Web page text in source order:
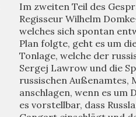
Im zweiten Teil des
Regisseur Wilhelm
welches sich spontan
Plan folgte, geht es um
Tonlage, welche der
Sergej Lawrow und die
russischen Außenamtes,
anschlagen, wenn es um
es vorstellbar, dass